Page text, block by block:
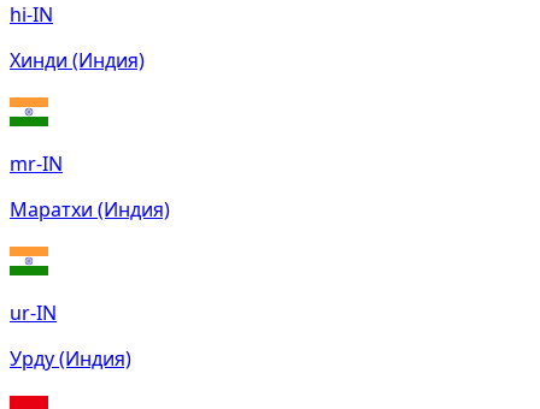
hi-IN
Хинди (Индия)
mr-IN
Маратхи (Индия)
ur-IN
Урду (Индия)